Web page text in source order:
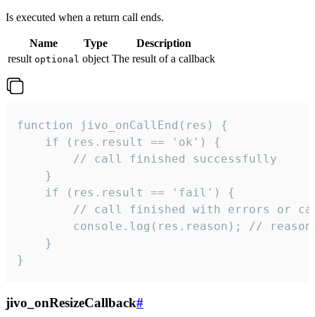
Is executed when a return call ends.
Name Type
Description
result optional object The result of a callback
function jivo_onCallEnd(res) {
    if (res.result == 'ok') {
        // call finished successfully
    }
    if (res.result == 'fail') {
// call finished with errors or
console.log(res.reason); //
    }
}
jivo_onResizeCallback#